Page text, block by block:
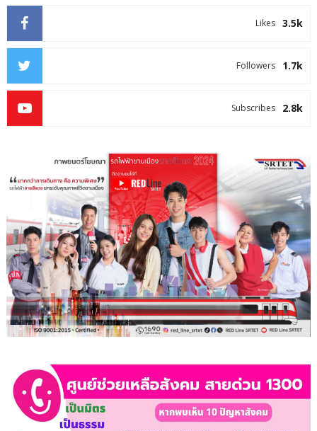
3.5k
Likes
1.7k
Followers
2.8k
Subscribes